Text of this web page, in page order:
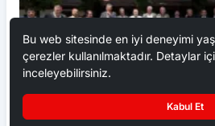
Bu web sitesinde en iyi deneyimi
çerezler kullanılmaktadır. Detaylar
inceleyebilirsiniz.
Kabul Et